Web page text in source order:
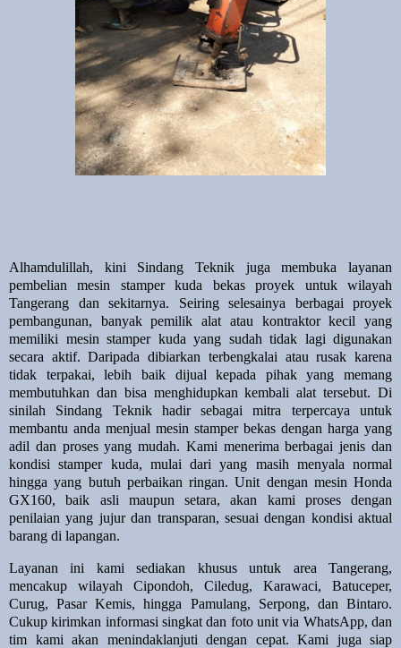
Alhamdulillah, kini Sindang Teknik juga membuka layanan
pembelian mesin stamper kuda bekas proyek untuk wilayah
Tangerang dan sekitarnya. Seiring selesainya berbagai proyek
pembangunan, banyak pemilik alat atau kontraktor kecil yang
memiliki mesin stamper kuda yang sudah tidak lagi digunakan
secara aktif. Daripada dibiarkan terbengkalai atau rusak karena
tidak terpakai, lebih baik dijual kepada pihak yang memang
membutuhkan dan bisa menghidupkan kembali alat tersebut. Di
sinilah Sindang Teknik hadir sebagai mitra terpercaya untuk
membantu anda menjual mesin stamper bekas dengan harga yang
adil dan proses yang mudah. Kami menerima berbagai jenis dan
kondisi stamper kuda, mulai dari yang masih menyala normal
hingga yang butuh perbaikan ringan. Unit dengan mesin Honda
GX160, baik asli maupun setara, akan kami proses dengan
penilaian yang jujur dan transparan, sesuai dengan kondisi aktual
barang di lapangan.
Layanan ini kami sediakan khusus untuk area Tangerang,
mencakup wilayah Cipondoh, Ciledug, Karawaci, Batuceper,
Curug, Pasar Kemis, hingga Pamulang, Serpong, dan Bintaro.
Cukup kirimkan informasi singkat dan foto unit via WhatsApp, dan
tim kami akan menindaklanjuti dengan cepat. Kami juga siap